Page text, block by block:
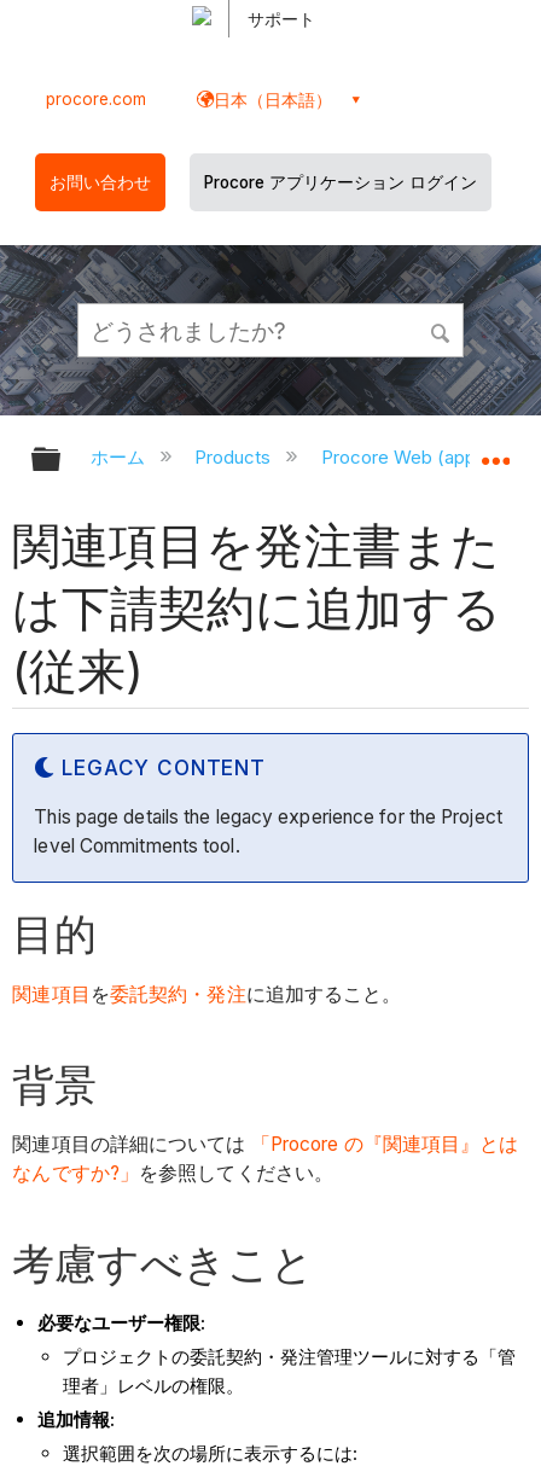
サポート
procore.com 日本（日本語）
お問い合わせ Procore アプリケーション ログイン
グローバル階層を展開/折りたたむ
ホーム Products Procore Web
関連項目を発注書また
は下請契約に追加する
(従来)
LEGACY CONTENT
This page details the legacy experience for the Project
level Commitments tool.
目的
関連項目 を委託契約・発注に追加すること。
背景
関連項目の詳細については 「Procore の『関連項目』とは
なんですか?」 を参照してください。
考慮すべきこと
必要なユーザー権限:
プロジェクトの委託契約・発注管理ツールに対する「管
理者」レベルの権限。
追加情報:
選択範囲を次の場所に表示するには: